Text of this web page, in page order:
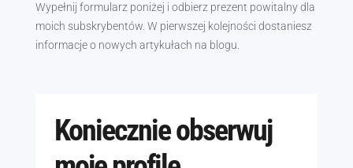
Wypełnij formularz poniżej i odbierz prezent powitalny dla
moich subskrybentów. W pierwszej kolejności dostaniesz
informacje o nowych artykułach na blogu.
Koniecznie obserwuj